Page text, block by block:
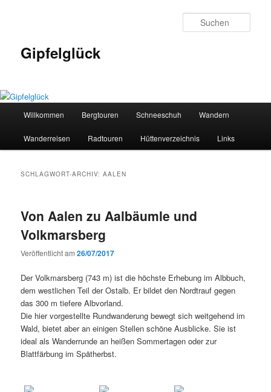
Gipfelglück
Willkommen Bergtouren Schneeschuh Wandern
Wanderreisen Radtouren Hüttenverzeichnis Links
SCHLAGWORT-ARCHIV:AALEN
Von Aalen zu Aalbäumle und
Volkmarsberg
Veröffentlicht am26/07/2017
Der Volkmarsberg (743 m) ist die höchste Erhebung im Albbuch,
dem westlichen Teil der Ostalb. Er bildet den Nordtrauf gegen
das 300 m tiefere Albvorland.
Die hier vorgestellte Rundwanderung bewegt sich weitgehend im
Wald, bietet aber an einigen Stellen schöne Ausblicke. Sie ist
ideal als Wanderrunde an heißen Sommertagen oder zur
Blattfärbung im Spätherbst.